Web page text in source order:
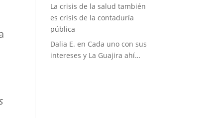
La crisis de la salud también
es crisis de la contaduría
pública
Dalia E. en Cada uno con sus
intereses y La Guajira ahí…